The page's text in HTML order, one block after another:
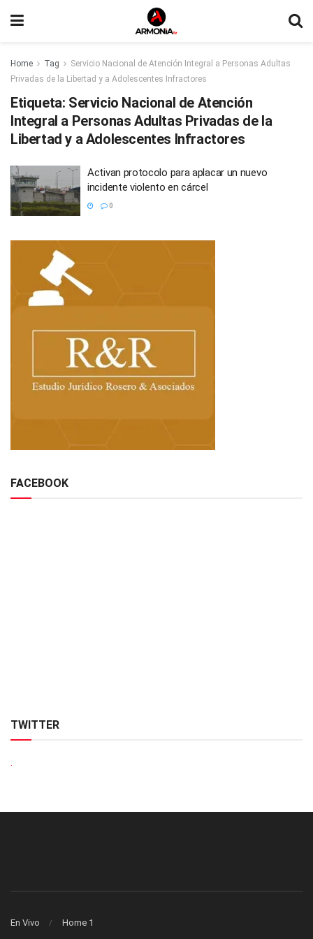
Home Tag
Servicio Nacional de Atención Integral a Personas Adultas
Privadas de la Libertad y a Adolescentes Infractores
Etiqueta: Servicio Nacional de Atención
Integral a Personas Adultas Privadas de la
Libertad y a Adolescentes Infractores
Activan protocolo para aplacar un nuevo
incidente violento en cárcel
0
FACEBOOK
TWITTER
En Vivo Home 1